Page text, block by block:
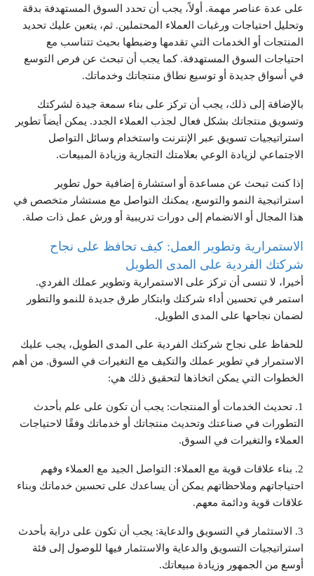
على عدة عناصر مهمة. أولاً، يجب أن تحدد السوق المستهدفة بدقة
وتحليل احتياجات ورغبات العملاء المحتملين. ثم، يتعين عليك تحديد
المنتجات أو الخدمات التي تقدمها وضبطها بحيث تتناسب مع
احتياجات السوق المستهدفة. كما يجب أن تبحث عن فرص التوسع
في أسواق جديدة أو توسيع نطاق منتجاتك وخدماتك.
بالإضافة إلى ذلك، يجب أن تركز على بناء سمعة جيدة لشركتك
وتسويق منتجاتك بشكل فعال لجذب العملاء الجدد. يمكن أيضاً تطوير
استراتيجيات تسويق عبر الإنترنت واستخدام وسائل التواصل
الاجتماعي لزيادة الوعي بعلامتك التجارية وزيادة المبيعات.
إذا كنت تبحث عن مساعدة أو استشارة إضافية حول تطوير
استراتيجية النمو والتوسع، يمكنك التواصل مع مستشار متخصص في
هذا المجال أو الانضمام إلى دورات تدريبية أو ورش عمل ذات صلة.
الاستمرارية وتطوير العمل: كيف تحافظ على نجاح
شركتك الفردية على المدى الطويل
أخيرا، لا تنسى أن تركز على الاستمرارية وتطوير عملك الفردي.
استمر في تحسين أداء شركتك وابتكار طرق جديدة للنمو والتطور
لضمان نجاحها على المدى الطويل.
للحفاظ على نجاح شركتك الفردية على المدى الطويل، يجب عليك
الاستمرار في تطوير عملك والتكيف مع التغيرات في السوق. من أهم
الخطوات التي يمكن اتخاذها لتحقيق ذلك هي:
1. تحديث الخدمات أو المنتجات: يجب أن تكون على علم بأحدث
التطورات في صناعتك وتحديث منتجاتك أو خدماتك وفقًا لاحتياجات
العملاء والتغيرات في السوق.
2. بناء علاقات قوية مع العملاء: التواصل الجيد مع العملاء وفهم
احتياجاتهم وملاحظاتهم يمكن أن يساعدك على تحسين خدماتك وبناء
علاقات قوية ودائمة معهم.
3. الاستثمار في التسويق والدعاية: يجب أن تكون على دراية بأحدث
استراتيجيات التسويق والدعاية والاستثمار فيها للوصول إلى فئة
أوسع من الجمهور وزيادة مبيعاتك.